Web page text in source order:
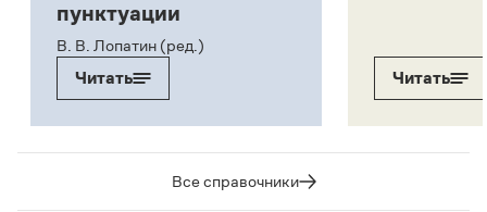
пунктуации
В. В. Лопатин (ред.)
Читать
Читать
Все справочники